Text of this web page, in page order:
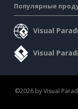
Популярные
Visual
Visual
©2026 by Visual